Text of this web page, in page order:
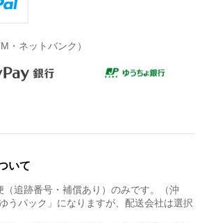
・ネットバンク）
いて
（追跡番号・補償あり）のみです。（沖
うパック」になりますが、配送会社は選択